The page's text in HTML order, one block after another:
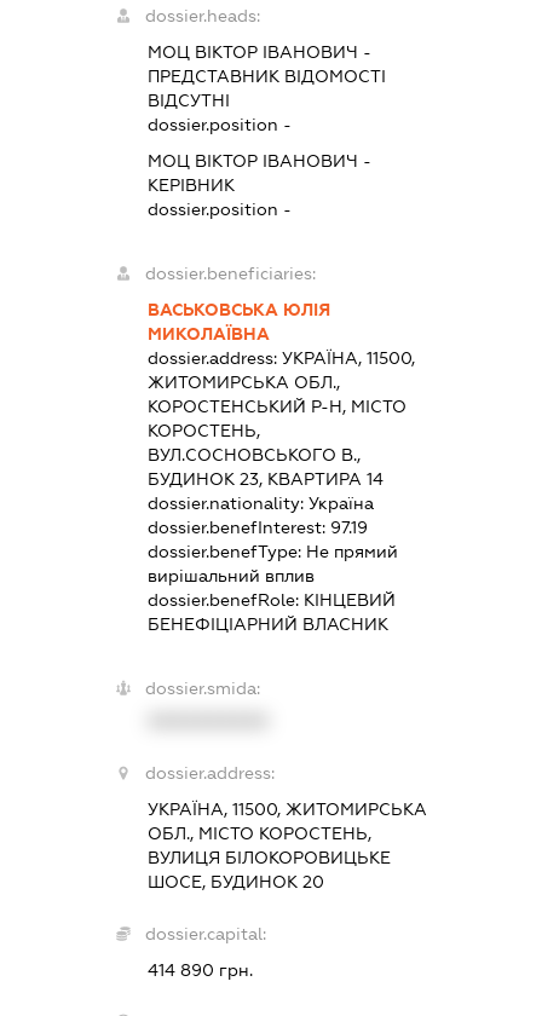
dossier.heads:
МОЦ ВІКТОР ІВАНОВИЧ -
ПРЕДСТАВНИК ВІДОМОСТІ
ВІДСУТНІ
dossier.position -
МОЦ ВІКТОР ІВАНОВИЧ -
КЕРІВНИК
dossier.position -
dossier.beneficiaries:
ВАСЬКОВСЬКА ЮЛІЯ
МИКОЛАЇВНА
dossier.address:УКРАЇНА, 11500,
ЖИТОМИРСЬКА ОБЛ.,
КОРОСТЕНСЬКИЙ Р-Н, МІСТО
КОРОСТЕНЬ,
ВУЛ.СОСНОВСЬКОГО В.,
БУДИНОК 23, КВАРТИРА 14
dossier.nationality:Україна
dossier.benefInterest: 97.19
dossier.benefType: Не прямий
вирішальний вплив
dossier.benefRole: КІНЦЕВИЙ
БЕНЕФІЦІАРНИЙ ВЛАСНИК
dossier.smida:
dossier.address:
УКРАЇНА, 11500, ЖИТОМИРСЬКА
ОБЛ., МІСТО КОРОСТЕНЬ,
ВУЛИЦЯ БІЛОКОРОВИЦЬКЕ
ШОСЕ, БУДИНОК 20
dossier.capital:
414 890 грн.